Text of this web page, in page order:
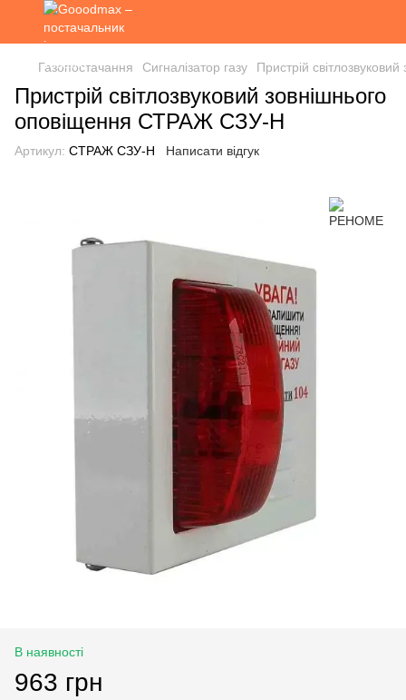
Газопостачання Сигналізатор газу Пристрій
Пристрій світлозвуковий зовнішнього
оповіщення СТРАЖ СЗУ-Н
Артикул: СТРАЖ СЗУ-Н Написати відгук
В наявності
963 грн